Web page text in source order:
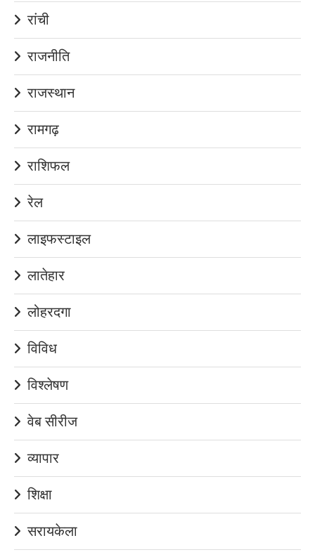
रांची
राजनीति
राजस्थान
रामगढ़
राशिफल
रेल
लाइफस्टाइल
लातेहार
लोहरदगा
विविध
विश्लेषण
वेब सीरीज
व्यापार
शिक्षा
सरायकेला